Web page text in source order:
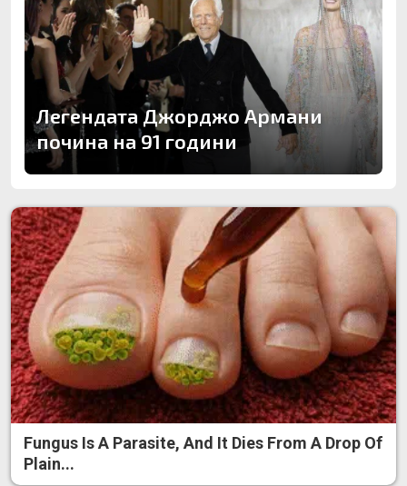
Легендата Джорджо Армани
почина на 91 години
Fungus Is A Parasite, And It Dies From A Drop Of
Plain...